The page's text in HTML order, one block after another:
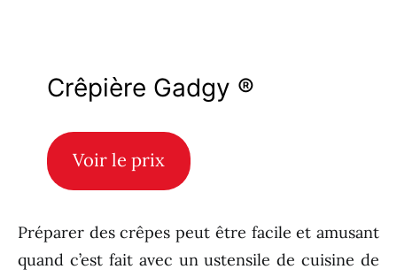
Crêpière Gadgy ®
Voir le prix
Préparer des crêpes peut être facile et amusant
quand c’est fait avec un ustensile de cuisine de